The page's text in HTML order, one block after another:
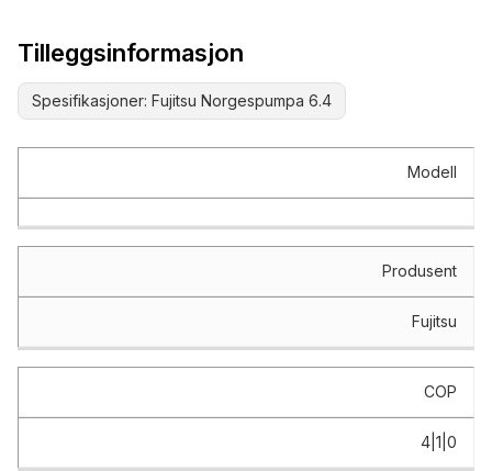
Tilleggsinformasjon
Spesifikasjoner: Fujitsu Norgespumpa 6.4
Modell
Produsent
Fujitsu
COP
4|1|0